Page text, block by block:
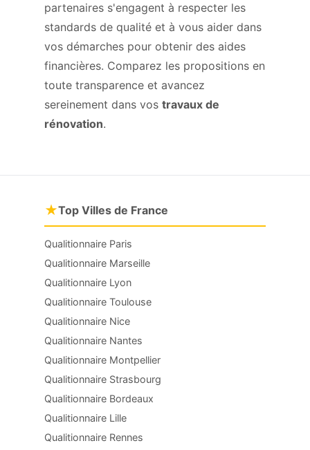
partenaires s'engagent à respecter les
standards de qualité et à vous aider dans
vos démarches pour obtenir des aides
financières. Comparez les propositions en
toute transparence et avancez
sereinement dans vos travaux de
rénovation.
★Top Villes de France
Qualitionnaire Paris
Qualitionnaire Marseille
Qualitionnaire Lyon
Qualitionnaire Toulouse
Qualitionnaire Nice
Qualitionnaire Nantes
Qualitionnaire Montpellier
Qualitionnaire Strasbourg
Qualitionnaire Bordeaux
Qualitionnaire Lille
Qualitionnaire Rennes